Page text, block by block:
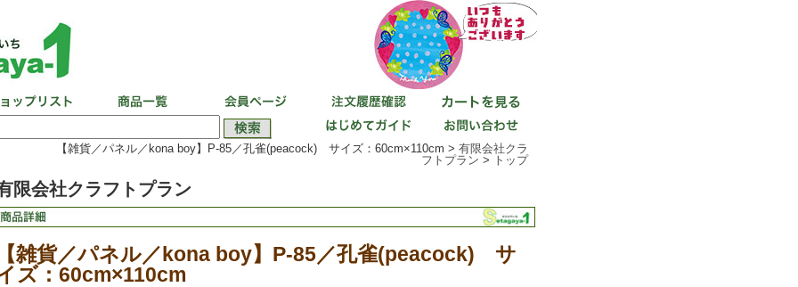
【雑貨／パネル／kona boy】P-85／孔雀(peacock) サイズ：60cm×110cm > 有限会社クラ
フトプラン > トップ
限会社クラフトプラン
雑貨／パネル／kona boy】P-85／孔雀(peacock) サ
ズ：60cm×110cm